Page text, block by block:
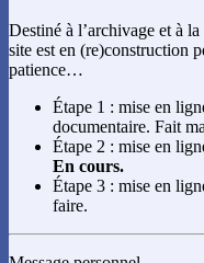
Destiné à l’archivage et à
site est en (re)construction
patience…
Étape 1 : mise en
documentaire. Fait
Étape 2 : mise en
En cours.
Étape 3 : mise en
faire.